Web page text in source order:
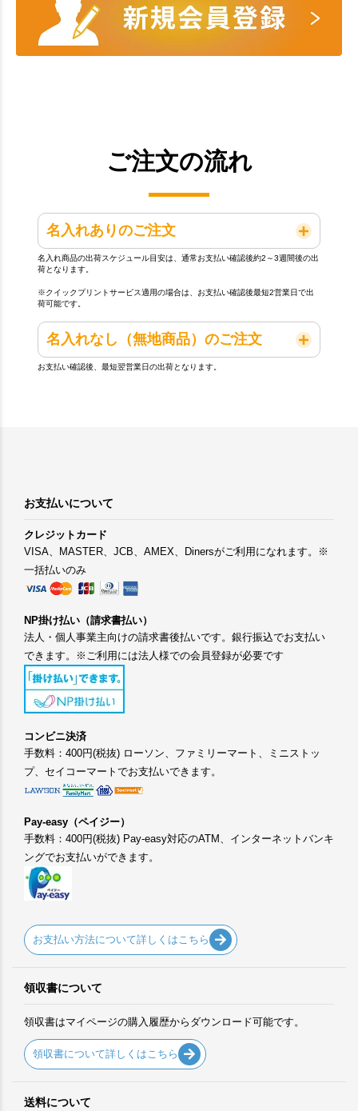
ご注文の流れ
名入れありのご注文
名入れ商品の出荷スケジュール目安は、通常お支払い確認後約2～3週間後の出
荷となります。
※クイックプリントサービス適用の場合は、お支払い確認後最短2営業日で出
荷可能です。
名入れなし（無地商品）のご注文
お支払い確認後、最短翌営業日の出荷となります。
お支払いについて
クレジットカード
VISA、MASTER、JCB、AMEX、Dinersがご利用になれます。※
一括払いのみ
NP掛け払い（請求書払い）
法人・個人事業主向けの請求書後払いです。銀行振込でお支払い
できます。※ご利用には法人様での会員登録が必要です
コンビニ決済
手数料：400円(税抜) ローソン、ファミリーマート、ミニストッ
プ、セイコーマートでお支払いできます。
Pay-easy（ペイジー）
手数料：400円(税抜) Pay-easy対応のATM、インターネットバンキ
ングでお支払いができます。
お支払い方法について詳しくはこちら
領収書について
領収書はマイページの購入履歴からダウンロード可能です。
領収書について詳しくはこちら
送料について